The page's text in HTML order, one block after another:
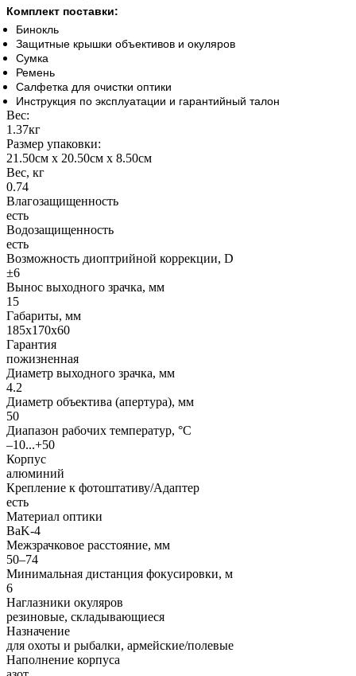
Комплект поставки:
Бинокль
Защитные крышки объективов и окуляров
Сумка
Ремень
Салфетка для очистки оптики
Инструкция по эксплуатации и гарантийный талон
Вес:
1.37кг
Размер упаковки:
21.50см x 20.50см x 8.50см
Вес, кг
0.74
Влагозащищенность
есть
Водозащищенность
есть
Возможность диоптрийной коррекции, D
±6
Вынос выходного зрачка, мм
15
Габариты, мм
185x170x60
Гарантия
пожизненная
Диаметр выходного зрачка, мм
4.2
Диаметр объектива (апертура), мм
50
Диапазон рабочих температур, °С
–10...+50
Корпус
алюминий
Крепление к фотоштативу/Адаптер
есть
Материал оптики
BaK-4
Межзрачковое расстояние, мм
50–74
Минимальная дистанция фокусировки, м
6
Наглазники окуляров
резиновые, складывающиеся
Назначение
для охоты и рыбалки, армейские/полевые
Наполнение корпуса